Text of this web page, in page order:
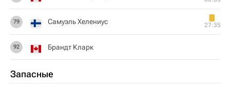
79 Самуэль Хелениус 27:35
92 Брандт Кларк
Запасные